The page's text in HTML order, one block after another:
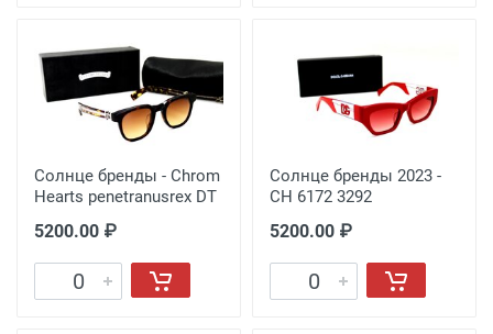
Солнце бренды - Chrom
Hearts penetranusrex DT
5200.00 ₽
Солнце бренды 2023 -
CH 6172 3292
5200.00 ₽